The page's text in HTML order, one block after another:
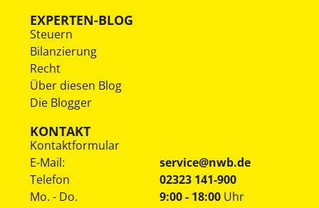
EXPERTEN-BLOG
Steuern
Bilanzierung
Recht
Über diesen Blog
Die Blogger
KONTAKT
Kontaktformular
E-Mail:
service@nwb.de
Telefon
02323 141-900
Mo. - Do.
9:00 - 18:00 Uhr